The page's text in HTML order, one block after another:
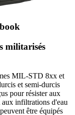
militarisés
MIL-STD 8xx et
et semi-durcis
pour résister aux
aux infiltrations d'eau
être équipés